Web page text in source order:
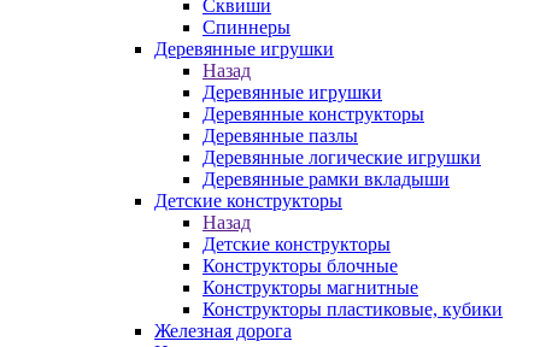
Сквиши
Спиннеры
Деревянные игрушки
Назад
Деревянные игрушки
Деревянные конструкторы
Деревянные пазлы
Деревянные логические игрушки
Деревянные рамки вкладыши
Детские конструкторы
Назад
Детские конструкторы
Конструкторы блочные
Конструкторы магнитные
Конструкторы пластиковые, кубики
Железная дорога